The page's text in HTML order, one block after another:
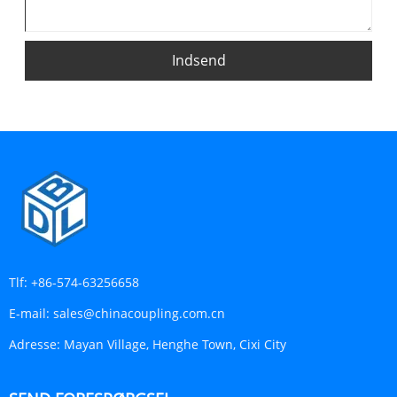
Indsend
Tlf: +86-574-63256658
E-mail: sales@chinacoupling.com.cn
Adresse: Mayan Village, Henghe Town, Cixi City